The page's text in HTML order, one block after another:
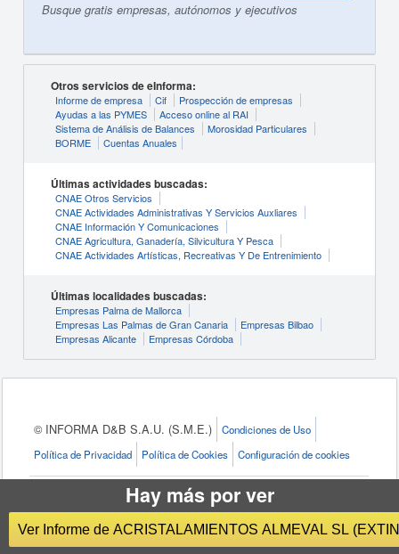
Busque gratis empresas, autónomos y ejecutivos
Otros servicios de eInforma:
Informe de empresa Cif
Prospección de empresas
Ayudas a las PYMES
Acceso online al RAI
Sistema de Análisis de Balances
Morosidad Particulares
BORME
Cuentas Anuales
Últimas actividades buscadas:
CNAE Otros Servicios
CNAE Actividades Administrativas Y Servicios Auxliares
CNAE Información Y Comunicaciones
CNAE Agricultura, Ganadería, Silvicultura Y Pesca
CNAE Actividades Artísticas, Recreativas Y De Entrenimiento
Últimas localidades buscadas:
Empresas Palma de Mallorca
Empresas Las Palmas de Gran Canaria
Empresas Bilbao
Empresas Alicante
Empresas Córdoba
© INFORMA D&B S.A.U. (S.M.E.)
Condiciones de Uso
Política de Privacidad
Política de Cookies Configuración de cookies
eInforma, marca deINFORMA D&B S.A.U. (S.M.E.)
líder en el mercado Español deinformación de empresas
einformes de empresas. Contamos con una base de
Hay más por ver
Ver Informe de